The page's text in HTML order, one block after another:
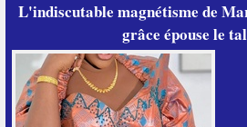
L'indiscutable magnétisme de
grâce épouse le